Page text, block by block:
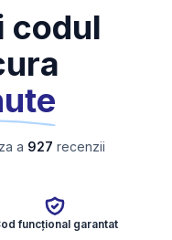
codul
a 927 recenzii
funcțional garantat